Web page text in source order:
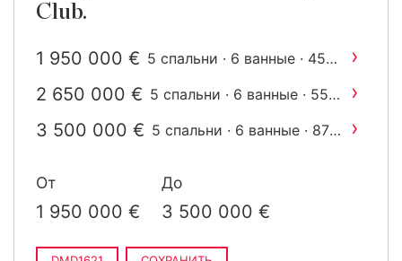
Club.
1 950 000 € 5 спальни · 6 ванные · 458
›
2 650 000 € 5 спальни · 6 ванные · 554
›
3 500 000 € 5 спальни · 6 ванные · 874
›
От
1 950 000 €
До
3 500 000 €